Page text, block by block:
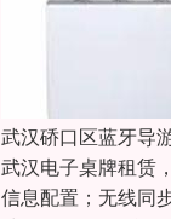
武汉硚口区蓝牙导
武汉电子桌牌租赁
信息配置；无线同